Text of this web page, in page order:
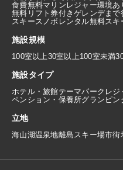
食費無料マリンレジャー環境あ
無料リフト券付きゲレンデまで
スキースノボレンタル無料スキ
施設規模
100室以上30室以上100室未満
施設タイプ
ホテル・旅館テーマパーク レジ
ペンション・保養所グランピン
立地
海山湖温泉地離島 スキー場市街